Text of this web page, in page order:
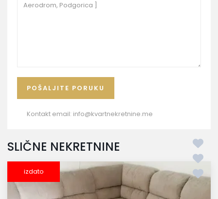
Kontakt email: info@kvartnekretnine.me
SLIČNE NEKRETNINE
izdato